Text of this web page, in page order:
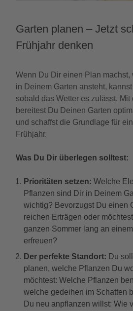
Garten planen – Jetzt
Frühjahr denken
Wenn Du Dir einen Plan machst,
in Deinem Garten ansteht,
sobald das Wetter es zulässt.
bereitest Du Deinen Garten
und schaffst die Grundlage für
Frühjahr.
Was Du Dir überlegen solltest:
Prioritäten setzen: Welche
Pflanzen sind Dir in Deinem
wichtig? Bevorzugst Du einen
reichen Erträgen oder
ganzen Sommer lang an
erfreuen?
Der perfekte Standort: Du
planen, welche Pflanzen Du
möchtest: Welche Pflanzen
welche gedeihen im Schatten
Du neu anpflanzen willst: Wie